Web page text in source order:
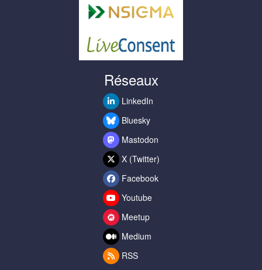
Réseaux
LinkedIn
Bluesky
Mastodon
X (Twitter)
Facebook
Youtube
Meetup
Medium
RSS